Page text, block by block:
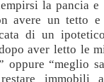
la pancia e
avere un tetto
di un
aver letto le
oppure “meglio
immobili